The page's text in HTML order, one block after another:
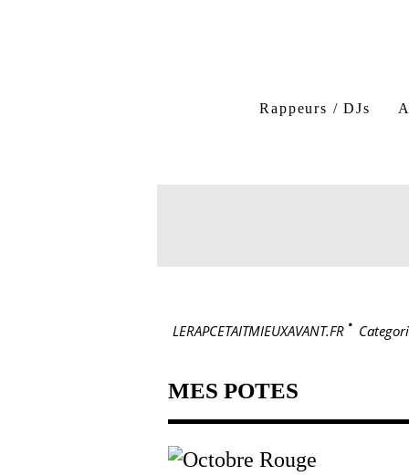
Rappeurs / DJs
LERAPCETAITMIEUXAVANT.FR >
MES POTES